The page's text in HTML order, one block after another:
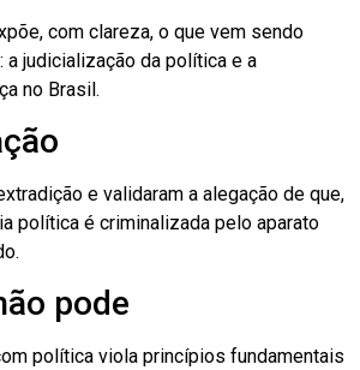
com clareza, o que vem sendo
a judicialização da política e a
no Brasil.
e validaram a alegação de que,
política é criminalizada pelo aparato
pode
política viola princípios fundamentais